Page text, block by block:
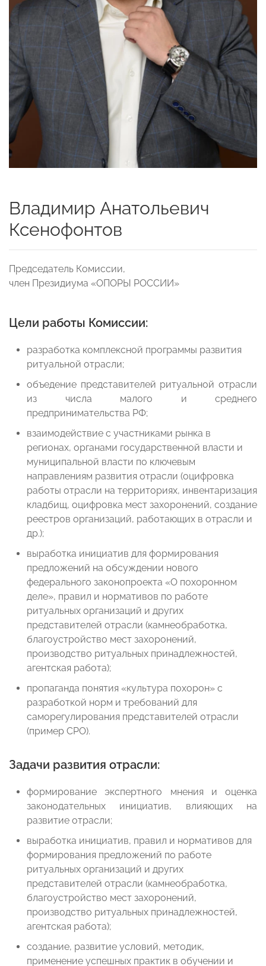
Владимир Анатольевич
Ксенофонтов
Председатель Комиссии,
член Президиума «ОПОРЫ РОССИИ»
Цели работы Комиссии:
разработка комплексной программы развития
ритуальной отрасли;
объедение представителей ритуальной отрасли
из числа малого и среднего
предпринимательства РФ;
взаимодействие с участниками рынка в
регионах, органами государственной власти и
муниципальной власти по ключевым
направлениям развития отрасли (оцифровка
работы отрасли на территориях, инвентаризация
кладбищ, оцифровка мест захоронений, создание
реестров организаций, работающих в отрасли и
др.);
выработка инициатив для формирования
предложений на обсуждении нового
федерального законопроекта «О похоронном
деле», правил и нормативов по работе
ритуальных организаций и других
представителей отрасли (камнеобработка,
благоустройство мест захоронений,
производство ритуальных принадлежностей,
агентская работа);
пропаганда понятия «культура похорон» с
разработкой норм и требований для
саморегулирования представителей отрасли
(пример СРО).
Задачи развития отрасли:
формирование экспертного мнения и оценка
законодательных инициатив, влияющих на
развитие отрасли;
выработка инициатив, правил и нормативов для
формирования предложений по работе
ритуальных организаций и других
представителей отрасли (камнеобработка,
благоустройство мест захоронений,
производство ритуальных принадлежностей,
агентская работа);
создание, развитие условий, методик,
применение успешных практик в обучении и